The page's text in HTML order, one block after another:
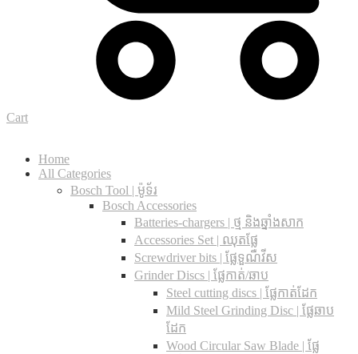
Cart
Home
All Categories
Bosch Tool | ម៉ូទ័រ
Bosch Accessories
Batteries-chargers | ថ្ម និងឆ្នាំងសាក
Accessories Set | ឈុតផ្លែ
Screwdriver bits | ផ្លែទួណឺវីស
Grinder Discs |​ ផ្លែកាត់/ឆាប
Steel cutting discs |​ ផ្លែកាត់ដែក
Mild Steel Grinding Disc | ផ្លែឆាប
ដែក
Wood Circular Saw Blade | ផ្លែ